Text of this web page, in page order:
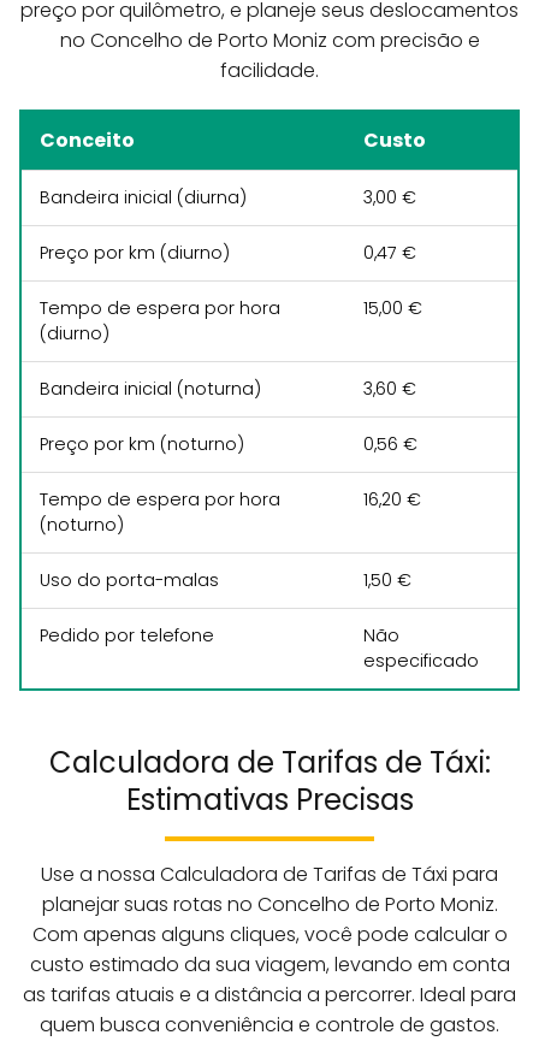
preço por quilômetro, e planeje seus deslocamentos
no Concelho de Porto Moniz com precisão e
facilidade.
Conceito Custo
Bandeira inicial (diurna) 3,00 €
Preço por km (diurno) 0,47 €
Tempo de espera por hora
(diurno)
15,00 €
Bandeira inicial (noturna) 3,60 €
Preço por km (noturno) 0,56 €
Tempo de espera por hora
(noturno)
16,20 €
Uso do porta-malas 1,50 €
Pedido por telefone
Não
especificado
Calculadora de Tarifas de Táxi:
Estimativas Precisas
Use a nossa Calculadora de Tarifas de Táxi para
planejar suas rotas no Concelho de Porto Moniz.
Com apenas alguns cliques, você pode calcular o
custo estimado da sua viagem, levando em conta
as tarifas atuais e a distância a percorrer. Ideal para
quem busca conveniência e controle de gastos.